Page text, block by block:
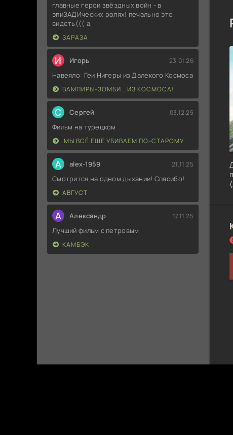
главные герои звёздных войн - в
эпиЗАДИческих ролях! печально это
видеть((( а,
ЗАРАЗА
И Игорь 23.01.26
Навеяло: Геи Нигеры из Далекого Космоса
ВАМПИРЫ-ЗОМБИ… ИЗ КОСМОСА!
С Сергей 03.12.25
Фильм на турецком
МЫ ВСЁ ЕЩЁ УБИВАЕМ ПО-СТАРОМУ
A alex-1959 21.11.25
Смотрится на одном дыхании! Спасибо!
АВГУСТ
А Александр 17.11.25
Лучший фильм с петровым
КАМБЭК